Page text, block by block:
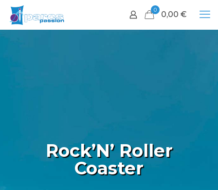
0 0,00 €
Rock’N’ Roller
Coaster